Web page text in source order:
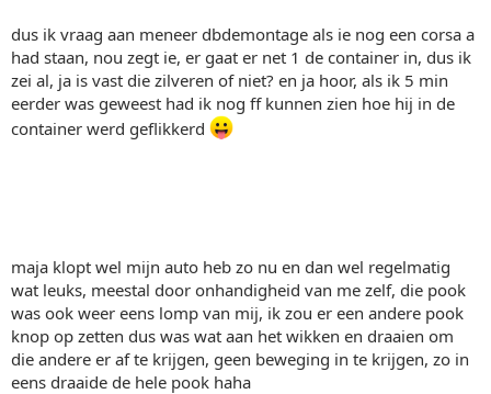
dus ik vraag aan meneer dbdemontage als ie nog een corsa a
had staan, nou zegt ie, er gaat er net 1 de container in, dus ik
zei al, ja is vast die zilveren of niet? en ja hoor, als ik 5 min
eerder was geweest had ik nog ff kunnen zien hoe hij in de
container werd geflikkerd
maja klopt wel mijn auto heb zo nu en dan wel regelmatig
wat leuks, meestal door onhandigheid van me zelf, die pook
was ook weer eens lomp van mij, ik zou er een andere pook
knop op zetten dus was wat aan het wikken en draaien om
die andere er af te krijgen, geen beweging in te krijgen, zo in
eens draaide de hele pook haha